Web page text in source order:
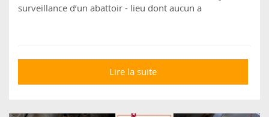
surveillance d’un abattoir - lieu dont aucun a
Lire la suite
s’échappent d’un